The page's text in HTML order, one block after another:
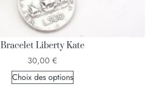
Bracelet Liberty Kate
30,00 €
Choix des options